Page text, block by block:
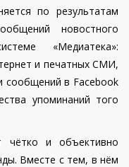
по результатам
новостного
«Медиатека»:
и печатных СМИ,
сообщений в Facebook
упоминаний того
чётко и объективно
Вместе с тем, в нём